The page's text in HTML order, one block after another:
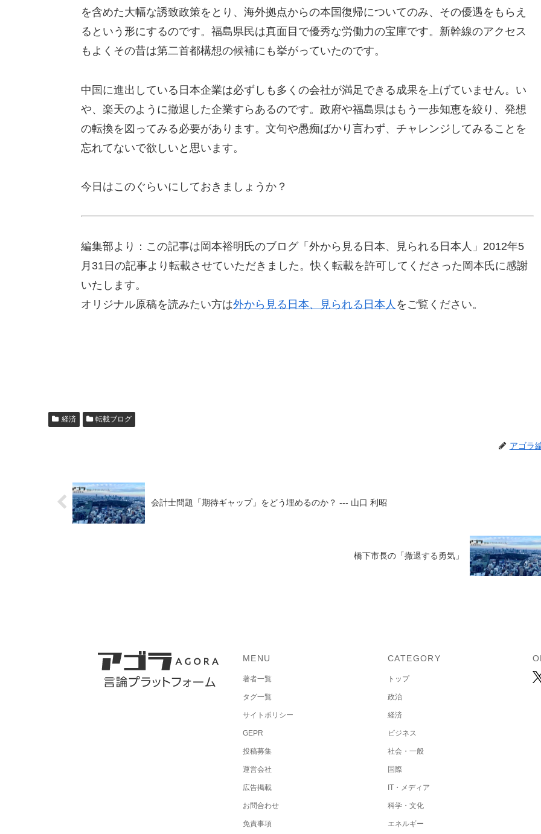
を含めた大幅な誘致政策をとり、海外拠点からの本国復帰についてのみ、その優遇をもらえ
るという形にするのです。福島県民は真面目で優秀な労働力の宝庫です。新幹線のアクセス
もよくその昔は第二首都構想の候補にも挙がっていたのです。
中国に進出している日本企業は必ずしも多くの会社が満足できる成果を上げていません。い
や、楽天のように撤退した企業すらあるのです。政府や福島県はもう一歩知恵を絞り、発想
の転換を図ってみる必要があります。文句や愚痴ばかり言わず、チャレンジしてみることを
忘れてないで欲しいと思います。
今日はこのぐらいにしておきましょうか？
編集部より：この記事は岡本裕明氏のブログ「外から見る日本、見られる日本人」2012年5
月31日の記事より転載させていただきました。快く転載を許可してくださった岡本氏に感謝
いたします。
オリジナル原稿を読みたい方は外から見る日本、見られる日本人 をご覧ください。
経済 転載ブログ
アゴラ
会計士問題「期待ギャップ」をどう埋めるのか？ --- 山口 利昭
橋下市長の「撤退する勇気」
MENU
著者一覧
タグ一覧
サイトポリシー
GEPR
投稿募集
運営会社
広告掲載
お問合わせ
免責事項
CATEGORY
トップ
政治
経済
ビジネス
社会・一般
国際
IT・メディア
科学・文化
エネルギー